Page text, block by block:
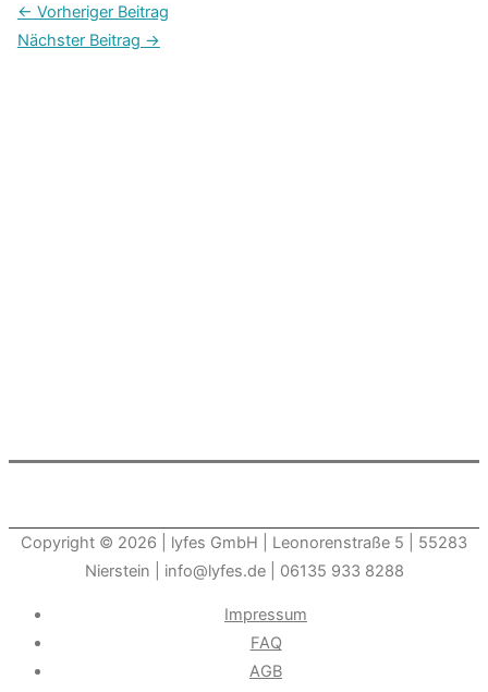
← Vorheriger Beitrag
Nächster Beitrag →
Copyright © 2026
| lyfes GmbH | Leonorenstraße 5 | 55283
Nierstein | info@lyfes.de | 06135 933 8288
Impressum
FAQ
AGB